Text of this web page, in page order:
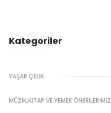
Kategoriler
YAŞAR ÇELİK
MÜZİK,KİTAP VE YEMEK ÖNERİLERİMİZ